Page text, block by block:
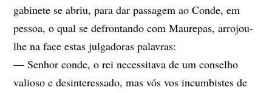
gabinete se abriu, para dar passagem ao Conde, em
pessoa, o qual se defrontando com Maurepas, arrojou-
lhe na face estas julgadoras palavras:
— Senhor conde, o rei necessitava de um conselho
valioso e desinteressado, mas vós vos incumbistes de